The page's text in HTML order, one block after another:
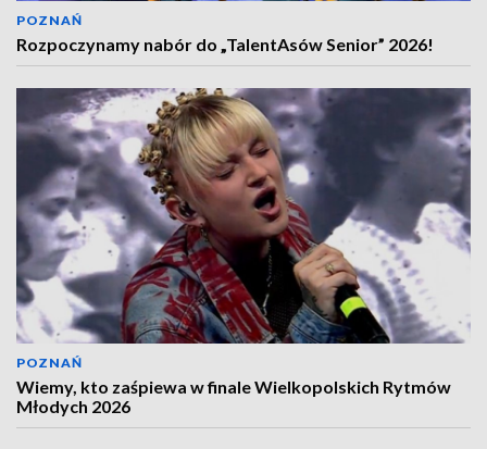
POZNAŃ
Rozpoczynamy nabór do „TalentAsów Senior” 2026!
POZNAŃ
Wiemy, kto zaśpiewa w finale Wielkopolskich Rytmów
Młodych 2026